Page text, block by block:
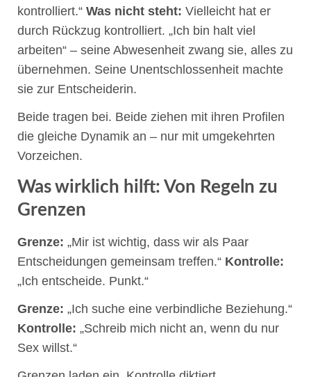
kontrolliert.“ Was nicht steht: Vielleicht hat er
durch Rückzug kontrolliert. „Ich bin halt viel
arbeiten“ – seine Abwesenheit zwang sie, alles zu
übernehmen. Seine Unentschlossenheit machte
sie zur Entscheiderin.
Beide tragen bei. Beide ziehen mit ihren Profilen
die gleiche Dynamik an – nur mit umgekehrten
Vorzeichen.
Was wirklich hilft: Von Regeln zu
Grenzen
Grenze: „Mir ist wichtig, dass wir als Paar
Entscheidungen gemeinsam treffen.“ Kontrolle:
„Ich entscheide. Punkt.“
Grenze: „Ich suche eine verbindliche Beziehung.“
Kontrolle: „Schreib mich nicht an, wenn du nur
Sex willst.“